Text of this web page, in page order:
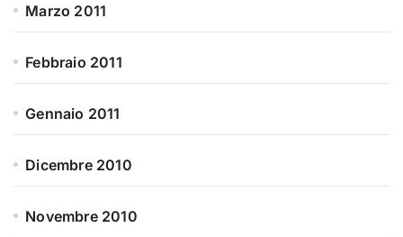
Marzo 2011
Febbraio 2011
Gennaio 2011
Dicembre 2010
Novembre 2010